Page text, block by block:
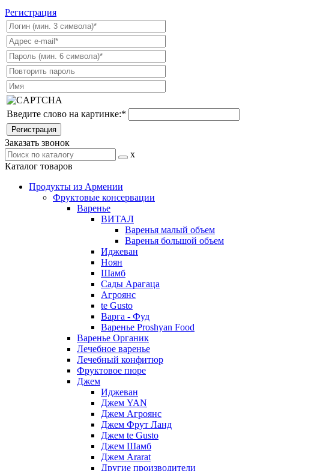
Регистрация
Введите слово на картинке:*
Заказать звонок
x
Каталог товаров
Продукты из Армении
Фруктовые консервации
Варенье
ВИТАЛ
Варенья малый объем
Варенья большой объем
Иджеван
Ноян
Шамб
Сады Арагаца
Агроянс
te Gusto
Варга - Фуд
Варенье Proshyan Food
Варенье Органик
Лечебное варенье
Лечебный конфитюр
Фруктовое пюре
Джем
Иджеван
Джем YAN
Джем Агроянс
Джем Фрут Ланд
Джем te Gusto
Джем Шамб
Джем Ararat
Другие производители